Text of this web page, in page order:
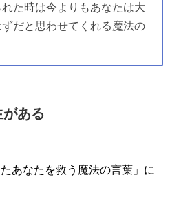
た時は今よりもあなたは大
だと思わせてくれる魔法の
ある
あなたを救う魔法の言葉」に